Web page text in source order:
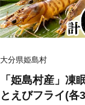
大分県姫島村
「姫島村産」凍
とえびフライ(各